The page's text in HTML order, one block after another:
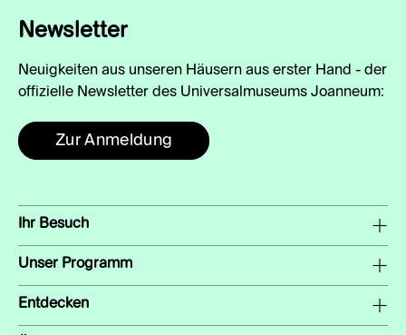
Newsletter
Neuigkeiten aus unseren Häusern aus erster Hand - der
offizielle Newsletter des Universalmuseums Joanneum:
Zur Anmeldung
Ihr Besuch
Unser Programm
Entdecken